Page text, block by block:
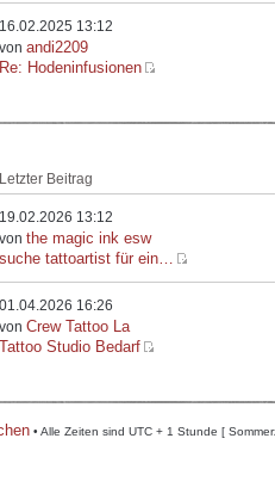
16.02.2025 13:12
vonandi2209
Re: Hodeninfusionen
Letzter Beitrag
19.02.2026 13:12
vonthe magic ink esw
suche tattoartist für ein…
01.04.2026 16:26
vonCrew Tattoo La
Tattoo Studio Bedarf
• Alle Zeiten sind UTC + 1 Stunde [